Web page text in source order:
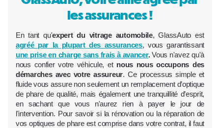
les assurances !
En tant qu'expert du vitrage automobile, GlassAuto est
agréé par la plupart des assurances, vous garantissant
une prise en charge sans frais à avancer.Vous n'avez qu'à
nous confier votre véhicule, et nous nous occupons des
démarches avec votre assureur. Ce processus simple et
fluide vous assure non seulement un remplacement d’optique
de phare de qualité, mais également une tranquillité d’esprit,
en sachant que vous n'aurez rien à payer le jour de
l'intervention. Pour savoir si la rénovation ou la réparation de
vos optiques de phare est comprise dans votre contrat, il faut